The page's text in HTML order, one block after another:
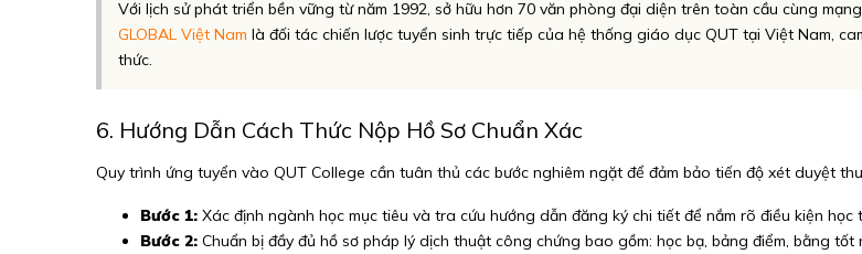
Với lịch sử phát triển bền vững từ năm 1992, sở hữu hơn 70 văn phòng đại diện trên toàn cầu cùng
GLOBAL Việt Nam là đối tác chiến lược tuyển sinh trực tiếp của hệ thống giáo dục QUT tại Việt Nam,
thức.
6. Hướng Dẫn Cách Thức Nộp Hồ Sơ Chuẩn Xác
Quy trình ứng tuyển vào QUT College cần tuân thủ các bước nghiêm ngặt để đảm bảo tiến độ xét duyệt
Bước 1: Xác định ngành học mục tiêu và tra cứu hướng dẫn đăng ký chi tiết để nắm rõ điều kiện học
Bước 2: Chuẩn bị đầy đủ hồ sơ pháp lý dịch thuật công chứng bao gồm: học bạ, bảng điểm, bằng